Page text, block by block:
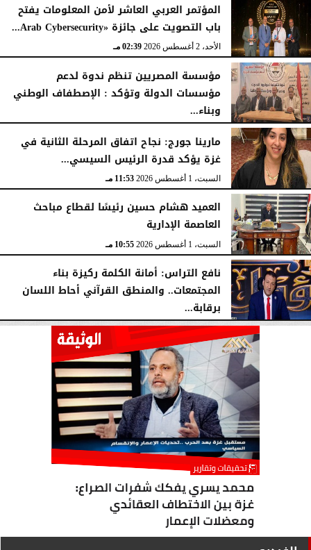
المؤتمر العربي العاشر لأمن المعلومات يفتح
باب التصويت على جائزة «Arab Cybersecurity...
الأحد، 2 أغسطس 2026 02:39 مـ
مؤسسة المصريين تنظم ندوة لدعم
مؤسسات الدولة وتؤكد : الإصطفاف الوطني
وبناء...
الأحد، 2 أغسطس 2026 10:20 صـ
مارينا جورج: نجاح اتفاق المرحلة الثانية في
غزة يؤكد قدرة الرئيس السيسي...
السبت، 1 أغسطس 2026 11:53 مـ
العميد هشام حسين رئيسًا لقطاع مباحث
العاصمة الإدارية
السبت، 1 أغسطس 2026 10:55 مـ
نافع التراس: أمانة الكلمة ركيزة بناء
المجتمعات.. والمنطق القرآني أحاط اللسان
برقابة...
السبت، 1 أغسطس 2026 10:25 مـ